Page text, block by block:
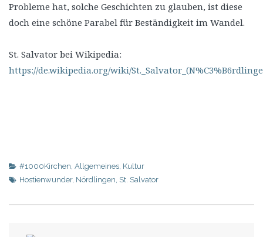
Probleme hat, solche Geschichten zu glauben, ist diese
doch eine schöne Parabel für Beständigkeit im Wandel.
St. Salvator bei Wikipedia:
https://de.wikipedia.org/wiki/
#1000Kirchen, Allgemeines, Kultur
Hostienwunder, Nördlingen, St. Salvator